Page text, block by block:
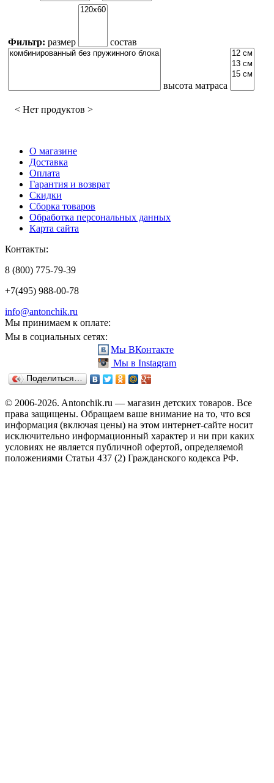
Фильтр: размер состав
высота матраса
< Нет продуктов >
О магазине
Доставка
Оплата
Гарантия и возврат
Скидки
Сборка товаров
Обработка персональных данных
Карта сайта
Контакты:
8 (800) 775-79-39
+7(495) 988-00-78
info@antonchik.ru
Мы принимаем к оплате:
Мы в социальных сетях:
Мы ВКонтакте
Мы в Instagram
Поделиться…
© 2006-2026. Antonchik.ru — магазин детских товаров. Все
права защищены. Обращаем ваше внимание на то, что вся
информация (включая цены) на этом интернет-сайте носит
исключительно информационный характер и ни при каких
условиях не является публичной офертой, определяемой
положениями Статьи 437 (2) Гражданского кодекса РФ.